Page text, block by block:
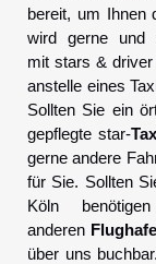
bereit, um Ihnen
wird gerne und
mit stars &
anstelle eines
Sollten Sie ein
gepflegte star-
gerne andere
für Sie. Sollten
Köln
anderen
über uns